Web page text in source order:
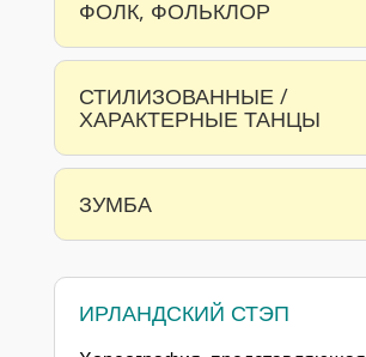
ФОЛК, ФОЛЬКЛОР
СТИЛИЗОВАННЫЕ /
ХАРАКТЕРНЫЕ ТАНЦЫ
ЗУМБА
ИРЛАНДСКИЙ СТЭП